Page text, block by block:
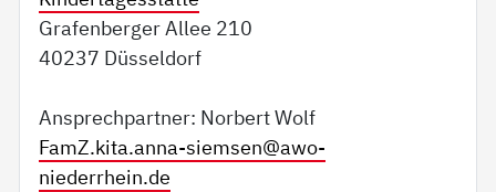
Grafenberger Allee 210
40237 Düsseldorf
Ansprechpartner: Norbert Wolf
FamZ.kita.anna-siemsen@awo-
niederrhein.de